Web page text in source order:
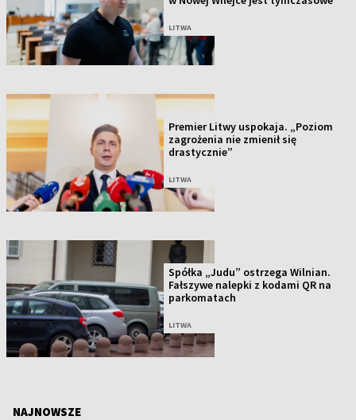
LITWA
Premier Litwy uspokaja. „Poziom
zagrożenia nie zmienił się
drastycznie”
LITWA
Spółka „Judu” ostrzega Wilnian.
Fałszywe nalepki z kodami QR na
parkomatach
LITWA
NAJNOWSZE